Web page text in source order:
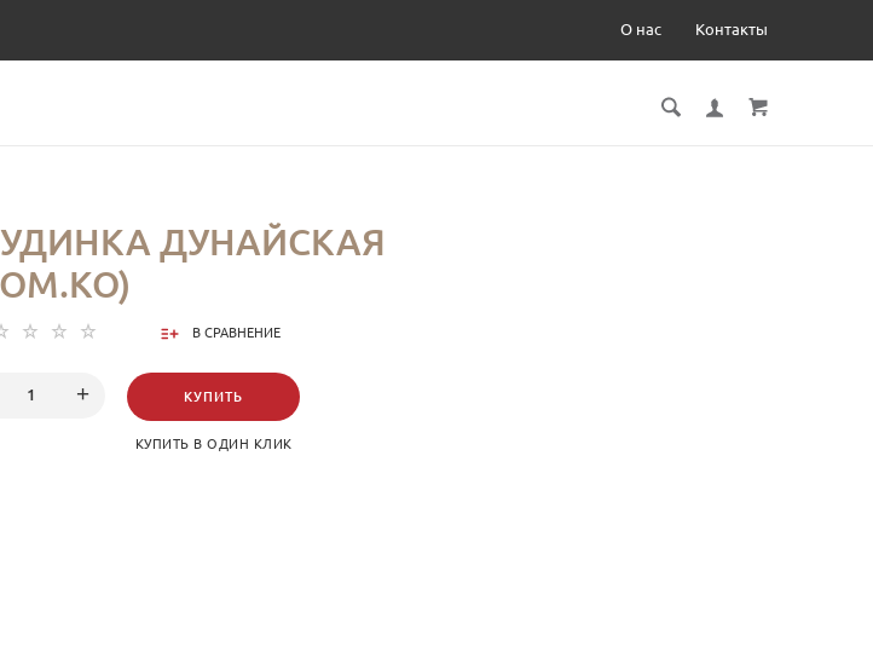
О нас Контакты
ДУНАЙСКАЯ
В СРАВНЕНИЕ
КУПИТЬ
КУПИТЬ В ОДИН КЛИК